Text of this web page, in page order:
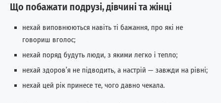
Що побажати подрузі, дівчині та жінці
нехай виповнюються навіть ті бажання, про які не
говориш вголос;
нехай поряд будуть люди, з якими легко і тепло;
нехай здоров’я не підводить, а настрій — завжди на рівні;
нехай цей рік принесе те, чого давно чекала.